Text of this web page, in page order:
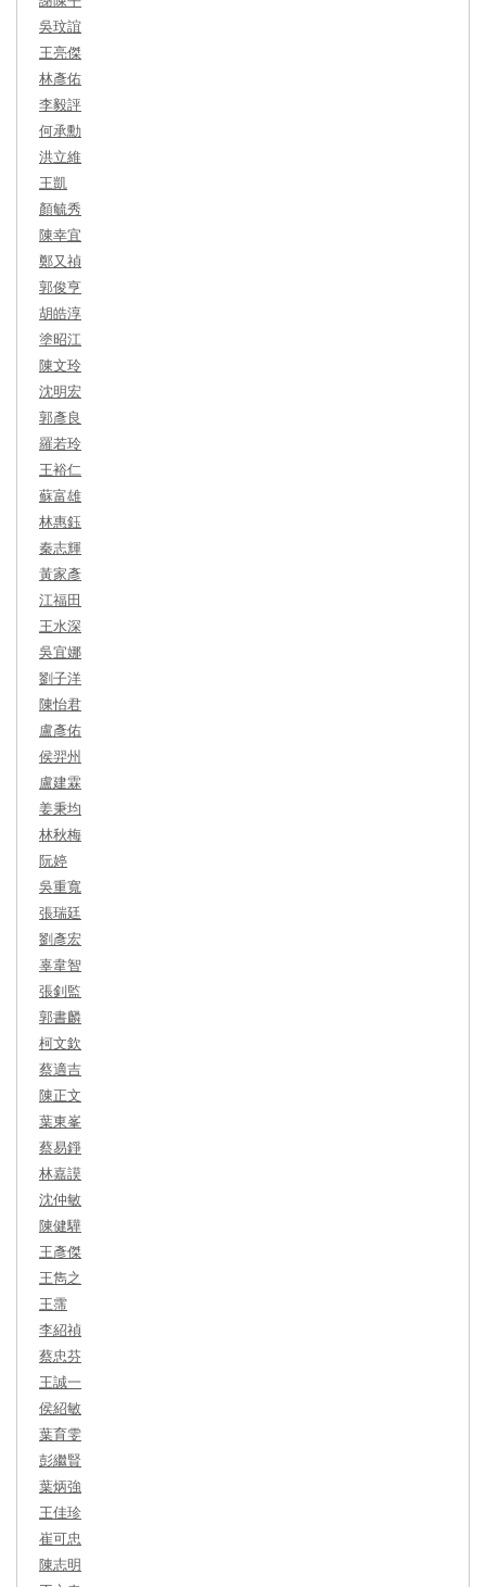
吳玟誼
王亮傑
林彥佑
李毅評
何承勳
洪立維
王凱
顏毓秀
陳幸宜
鄭又禎
郭俊亨
胡皓淳
塗昭江
陳文玲
沈明宏
郭彥良
羅若玲
王裕仁
蘇富雄
林惠鈺
秦志輝
黃家彥
江福田
王水深
吳宜娜
劉子洋
陳怡君
盧彥佑
侯羿州
盧建霖
姜秉均
林秋梅
阮婷
吳重寬
張瑞廷
劉彥宏
辜韋智
張釗監
郭書麟
柯文欽
蔡適吉
陳正文
葉東峯
蔡易錚
林嘉謨
沈仲敏
陳健驊
王彥傑
王雋之
王霈
李紹禎
蔡忠芬
王誠一
侯紹敏
葉育雯
彭繼賢
葉炳強
王佳珍
崔可忠
陳志明